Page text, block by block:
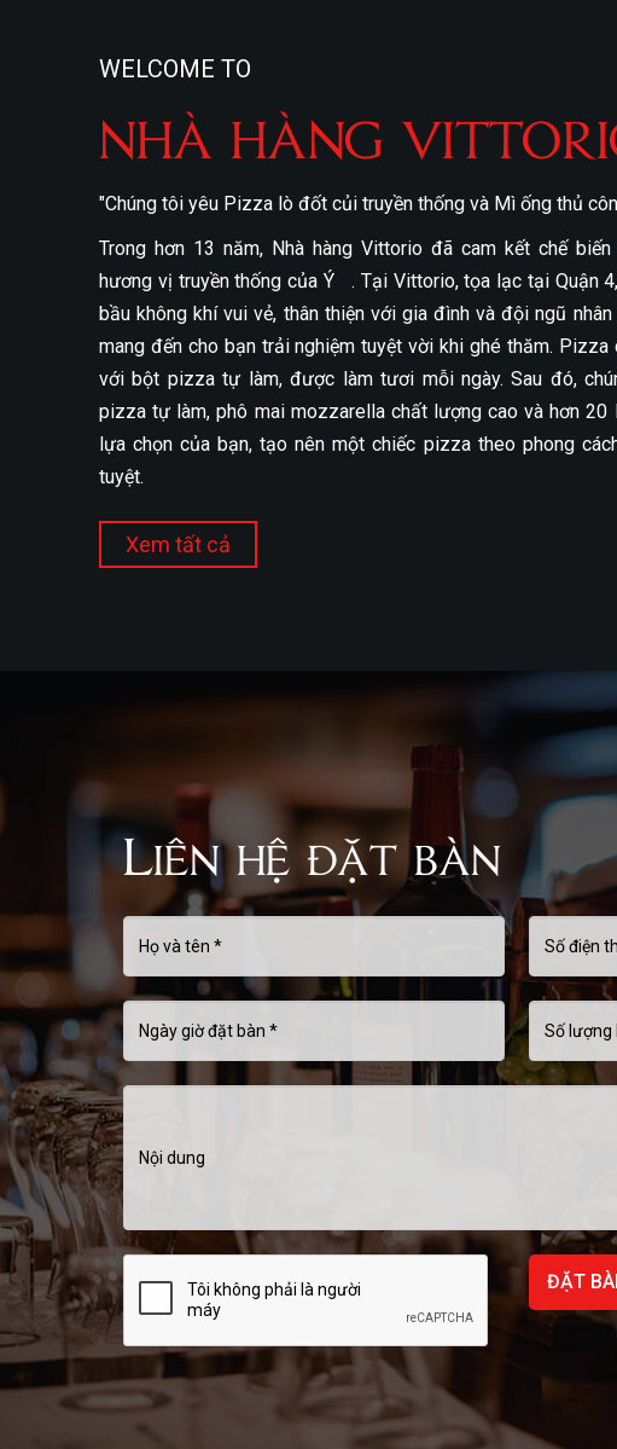
WELCOME TO
NHÀ HÀNG
"Chúng tôi yêu Pizza lò đốt củi truyền thống và Mì ống thủ
Trong hơn 13 năm, Nhà hàng Vittorio đã cam kết chế
hương vị truyền thống của Ý . Tại Vittorio, tọa lạc tại Quận
bầu không khí vui vẻ, thân thiện với gia đình và đội ngũ
mang đến cho bạn trải nghiệm tuyệt vời khi ghé thăm.
với bột pizza tự làm, được làm tươi mỗi ngày. Sau đó,
pizza tự làm, phô mai mozzarella chất lượng cao và hơn
lựa chọn của bạn, tạo nên một chiếc pizza theo phong
tuyệt.
Xem tất cả
Liên hệ đặt bàn
ĐẶT